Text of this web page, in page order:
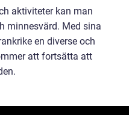
aktiviteter kan man
minnesvärd. Med sina
en diverse och
att fortsätta att